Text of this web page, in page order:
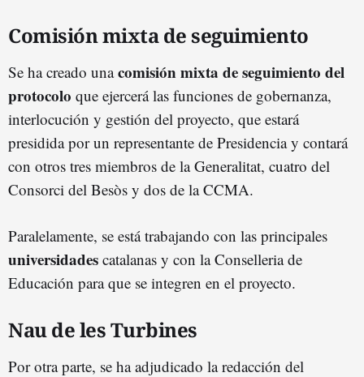
Comisión mixta de seguimiento
Se ha creado unacomisión mixta de seguimiento del
protocolo que ejercerá las funciones de gobernanza,
interlocución y gestión del proyecto, que estará
presidida por un representante de Presidencia y contará
con otros tres miembros de la Generalitat, cuatro del
Consorci del Besòs y dos de la CCMA.
Paralelamente, se está trabajando con las principales
universidades catalanas y con la Conselleria de
Educación para que se integren en el proyecto.
Nau de les Turbines
Por otra parte, se ha adjudicado la redacción del